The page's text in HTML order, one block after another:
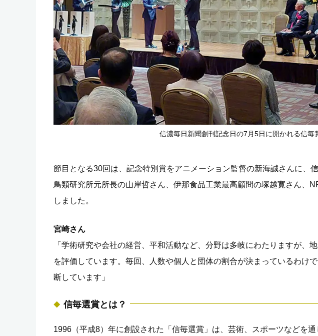
信濃毎日新聞創刊記念日の7月5日に開かれる信毎
節目となる30回は、記念特別賞をアニメーション監督の新海誠さんに、
鳥類研究所元所長の山岸哲さん、伊那食品工業最高顧問の塚越寛さん、
しました。
宮崎さん
「学術研究や会社の経営、平和活動など、分野は多岐にわたりますが、
を評価しています。毎回、人数や個人と団体の割合が決まっているわけ
断しています」
信毎選賞とは？
1996（平成8）年に創設された「信毎選賞」は、芸術、スポーツなどを